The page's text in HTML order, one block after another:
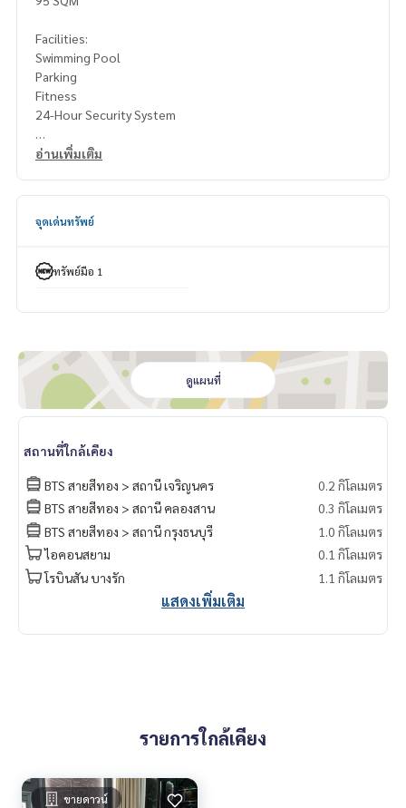
Facilities:
Swimming Pool
Parking
Fitness
24-Hour Security System
Selling Price: 17,679,900 Baht
What’s app:
My Celebrity Co., Ltd. Real Estate Agency, Service You Can T
rust
อ่านเพิ่มเติม
จุดเด่นทรัพย์
ทรัพย์มือ 1
ดูแผนที่
สถานที่ใกล้เคียง
BTS สายสีทอง > สถานี เจริญนคร
0.2 กิโลเมตร
BTS สายสีทอง > สถานี คลองสาน
0.3 กิโลเมตร
BTS สายสีทอง > สถานี กรุงธนบุรี
1.0 กิโลเมตร
ไอคอนสยาม
0.1 กิโลเมตร
โรบินสัน บางรัก
1.1 กิโลเมตร
แสดงเพิ่มเติม
รายการใกล้เคียง
ขายดาวน์